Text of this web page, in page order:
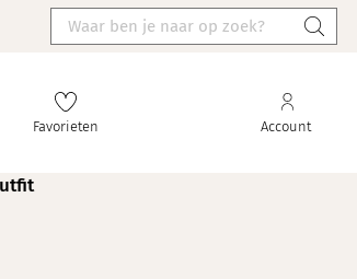
Favorieten Account